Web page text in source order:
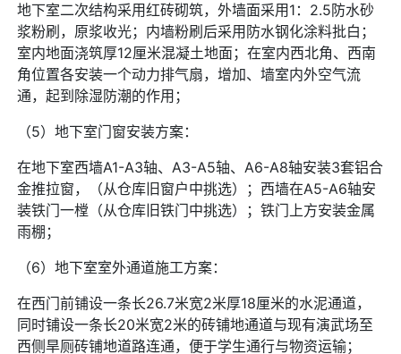
地下室二次结构采用红砖砌筑，外墙面采用1：2.5防水砂
浆粉刷，原浆收光；内墙粉刷后采用防水钢化涂料批白；
室内地面浇筑厚12厘米混凝土地面；在室内西北角、西南
角位置各安装一个动力排气扇，增加、墙室内外空气流
通，起到除湿防潮的作用；
（5）地下室门窗安装方案：
在地下室西墙A1-A3轴、A3-A5轴、A6-A8轴安装3套铝合
金推拉窗，（从仓库旧窗户中挑选）；西墙在A5-A6轴安
装铁门一樘（从仓库旧铁门中挑选）；铁门上方安装金属
雨棚；
（6）地下室室外通道施工方案：
在西门前铺设一条长26.7米宽2米厚18厘米的水泥通道，
同时铺设一条长20米宽2米的砖铺地通道与现有演武场至
西侧旱厕砖铺地道路连通，便于学生通行与物资运输；